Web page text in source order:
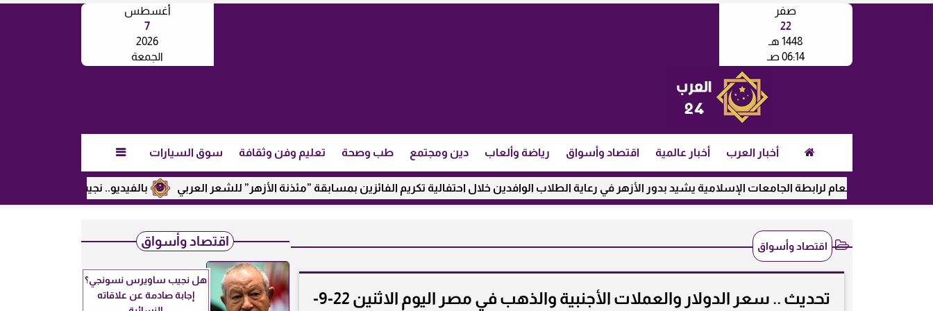
أغسطس
7
2026
الجمعة
صفر
22
1448 هـ
06:14 صـ
أخبار العرب أخبار عالمية اقتصاد وأسواق رياضة وألعاب دين ومجتمع طب وصحة تعليم وفن وثقافة سوق السيارات 
بالفيديو.. نجيب ساويرس يكشف عن رأيه العام لرابطة الجامعات الإسلامية يشيد بدور الأزهر في رعاية الطلاب الوافدين خلال احتفالية تكريم الفائزين بمسابقة ”مئذنة الأزهر” للشعر العربي
اقتصاد وأسواق
تحديث .. سعر الدولار والعملات الأجنبية والذهب في مصر اليوم الاثنين 22-9-
اقتصاد وأسواق
هل نجيب ساويرس نسونجي؟
إجابة صادمة عن علاقاته